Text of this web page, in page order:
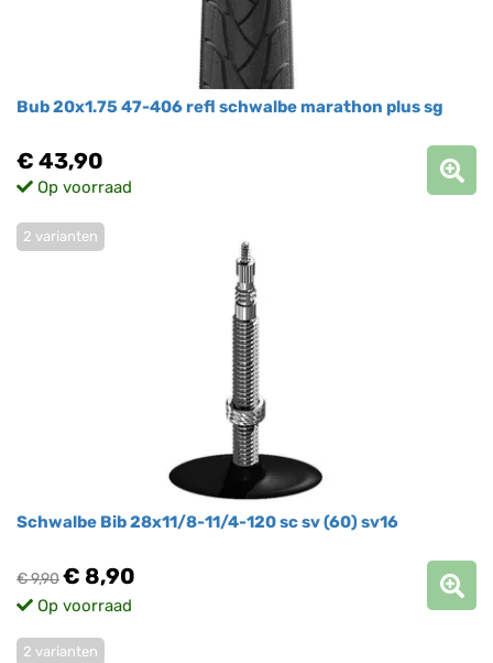
Bub 20x1.75 47-406 refl schwalbe marathon plus sg
€ 43,90
Op voorraad
Schwalbe Bib 28x11/8-11/4-120 sc sv (60) sv16
2 varianten
€ 9,90€ 8,90
Op voorraad
2 varianten